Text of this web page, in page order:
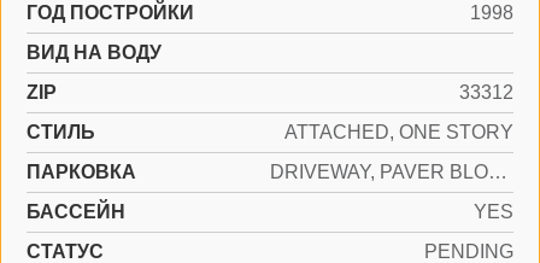
ГОД ПОСТРОЙКИ
1998
ВИД НА ВОДУ
ZIP
33312
СТИЛЬ
ATTACHED, ONE STORY
ПАРКОВКА
DRIVEWAY, PAVER BLOCK
БАССЕЙН
YES
СТАТУС
PENDING